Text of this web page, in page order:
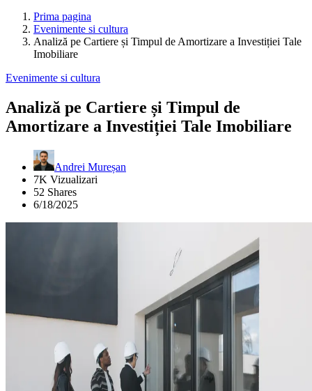
Prima pagina
Evenimente si cultura
Analiză pe Cartiere și Timpul de Amortizare a Investiției Tale
Imobiliare
Evenimente si cultura
Analiză pe Cartiere și Timpul de
Amortizare a Investiției Tale Imobiliare
Andrei Mureșan
7K Vizualizari
52 Shares
6/18/2025